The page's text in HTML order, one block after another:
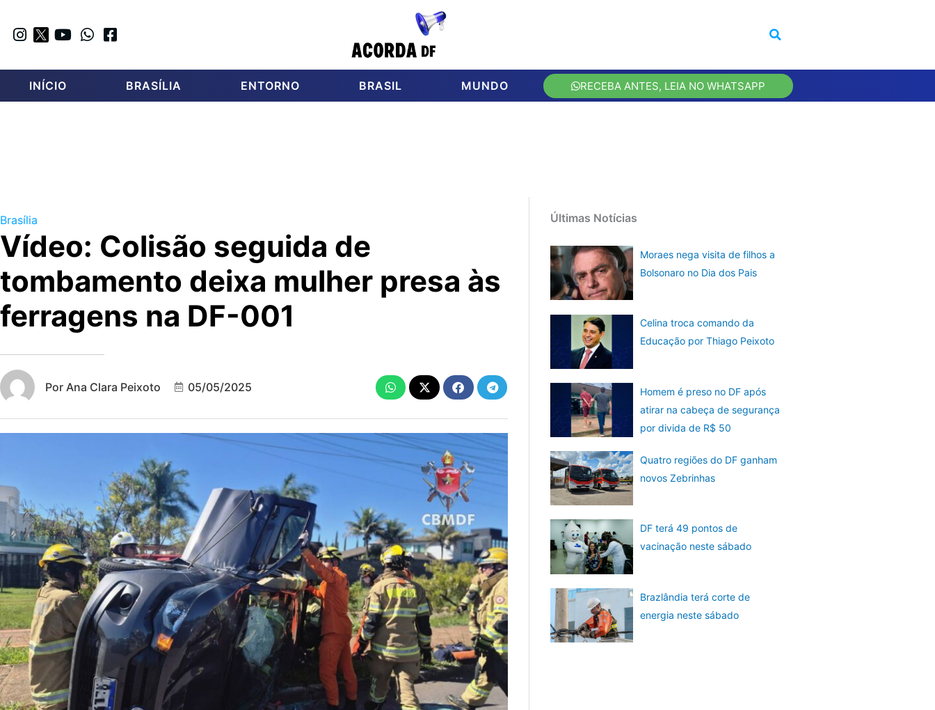
INÍCIO BRASÍLIA ENTORNO BRASIL MUNDO RECEBA ANTES, LEIA NO WHATSAPP
Brasília
Vídeo: Colisão seguida de
tombamento deixa mulher presa às
ferragens na DF-001
Por Ana Clara Peixoto 05/05/2025
Últimas Notícias
Moraes nega visita de filhos a
Bolsonaro no Dia dos Pais
Celina troca comando da
Educação por Thiago Peixoto
Homem é preso no DF após
atirar na cabeça de segurança
por divida de R$ 50
Quatro regiões do DF ganham
novos Zebrinhas
DF terá 49 pontos de
vacinação neste sábado
Brazlândia terá corte de
energia neste sábado